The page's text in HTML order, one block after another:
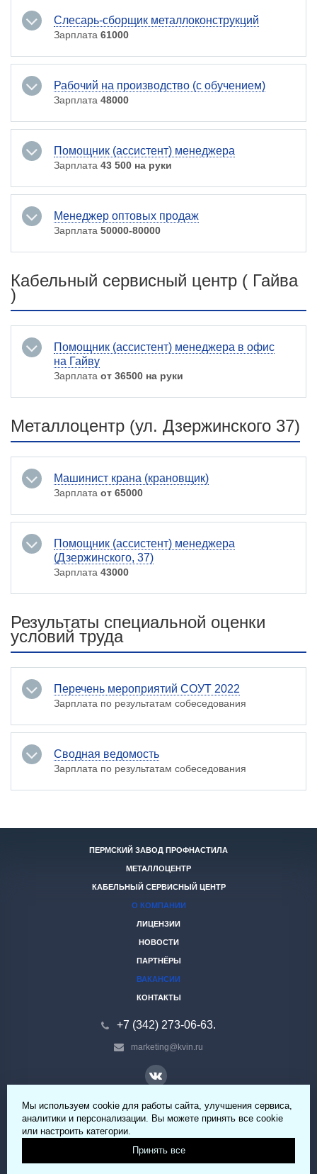
Слесарь-сборщик металлоконструкций
Зарплата 61000
Рабочий на производство (с обучением)
Зарплата 48000
Помощник (ассистент) менеджера
Зарплата 43 500 на руки
Менеджер оптовых продаж
Зарплата 50000-80000
Кабельный сервисный центр ( Гайва
)
Помощник (ассистент) менеджера в офис
на Гайву
Зарплата от 36500 на руки
Металлоцентр (ул. Дзержинского 37)
Машинист крана (крановщик)
Зарплата от 65000
Помощник (ассистент) менеджера
(Дзержинского, 37)
Зарплата 43000
Результаты специальной оценки
условий труда
Перечень мероприятий СОУТ 2022
Зарплата по результатам собеседования
Сводная ведомость
Зарплата по результатам собеседования
ПЕРМСКИЙ ЗАВОД ПРОФНАСТИЛА
МЕТАЛЛОЦЕНТР
КАБЕЛЬНЫЙ СЕРВИСНЫЙ ЦЕНТР
О КОМПАНИИ
ЛИЦЕНЗИИ
НОВОСТИ
ПАРТНЁРЫ
ВАКАНСИИ
КОНТАКТЫ
+7 (342) 273-06-63.
marketing@kvin.ru
© 2026 ООО «КВИН» Все права защищены.
Политика обработки персональных данных
Мы используем cookie для работы сайта, улучшения сервиса,
аналитики и персонализации. Вы можете принять все cookie
или настроить категории.
Принять все